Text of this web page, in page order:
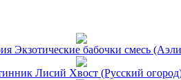
Экзотические бабочки смесь
Лисий Хвост (Русский